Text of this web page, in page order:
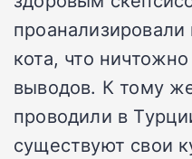
кота, что
выводов. К тому
проводили в
существуют свои